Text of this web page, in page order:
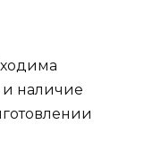
и наличие